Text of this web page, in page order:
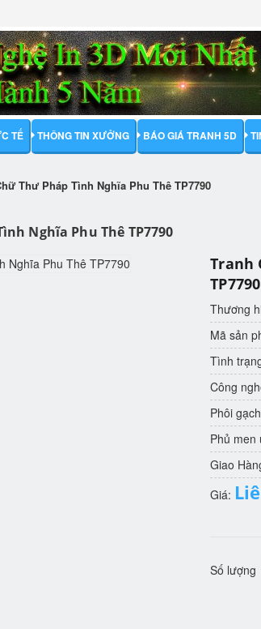
TẾ THÔNG TIN XƯỞNG BÁO GIÁ TRANH 5D
Thư Pháp Tình Nghĩa Phu Thê TP7790
Nghĩa Phu Thê TP7790
Tranh
TP7790
Thương
Mã sản
Tình
Công
Phôi
Phủ men
Giao
Giá:
Số lượng